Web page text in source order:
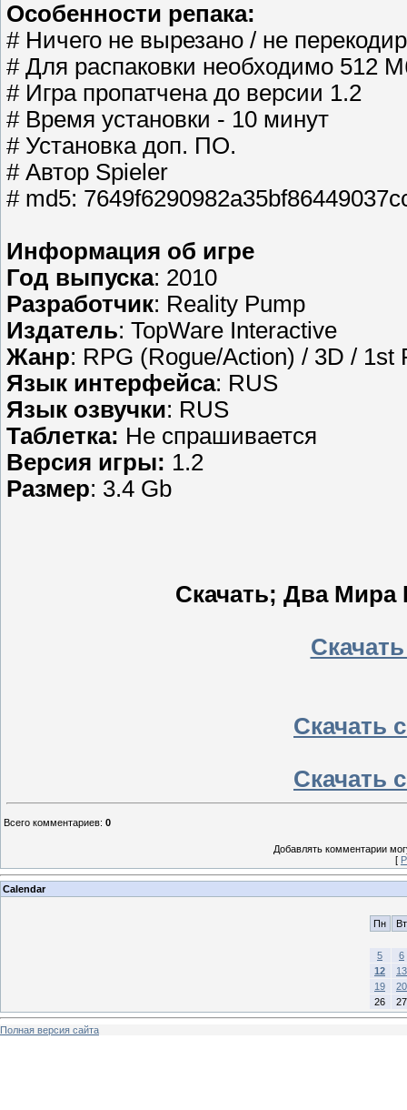
Особенности репака:
# Ничего не вырезано / не
# Для распаковки необходимо 512
# Игра пропатчена до версии 1.2
# Время установки - 10 минут
# Установка доп. ПО.
# Автор Spieler
# md5:
Информация об игре
Год выпуска: 2010
Разработчик: Reality Pump
Издатель: TopWare Interactive
Жанр: RPG (Rogue/Action) / 3D / 1st
Язык интерфейса: RUS
Язык озвучки: RUS
Таблетка: Не спрашивается
Версия игры: 1.2
Размер: 3.4 Gb
Скачать; Два Мира
Скачать
Скачать
Всего комментариев: 0
Добавлять комментарии
[
Calendar
Пн Вт
5
6
12
13
19
20
26
27
Полная версия сайта